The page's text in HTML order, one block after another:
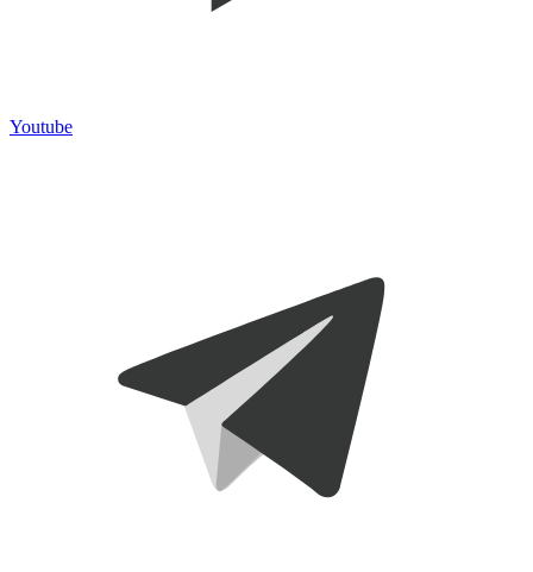
Youtube